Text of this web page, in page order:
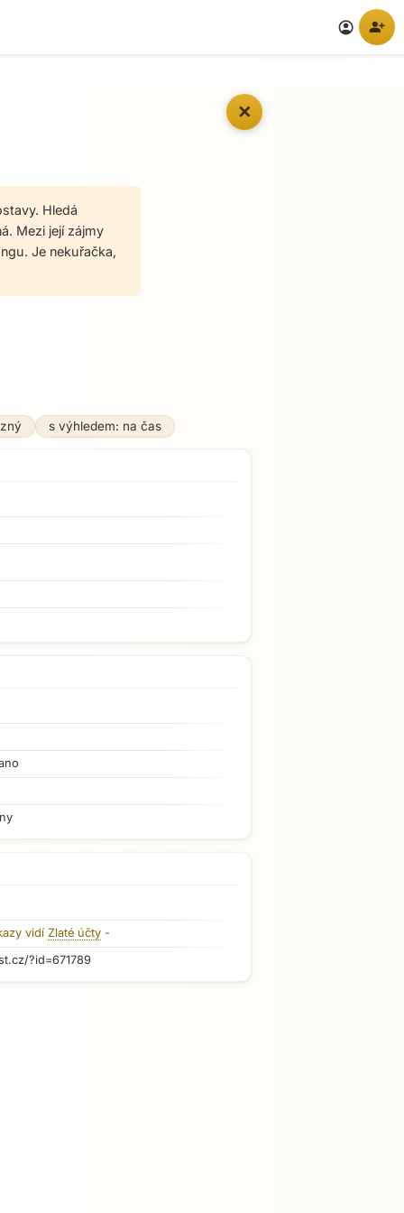
account_circle person_add
✕
Hledá
Mezi její zájmy
Je nekuřačka,
s výhledem: na čas
vidí Zlaté účty -
?id=671789